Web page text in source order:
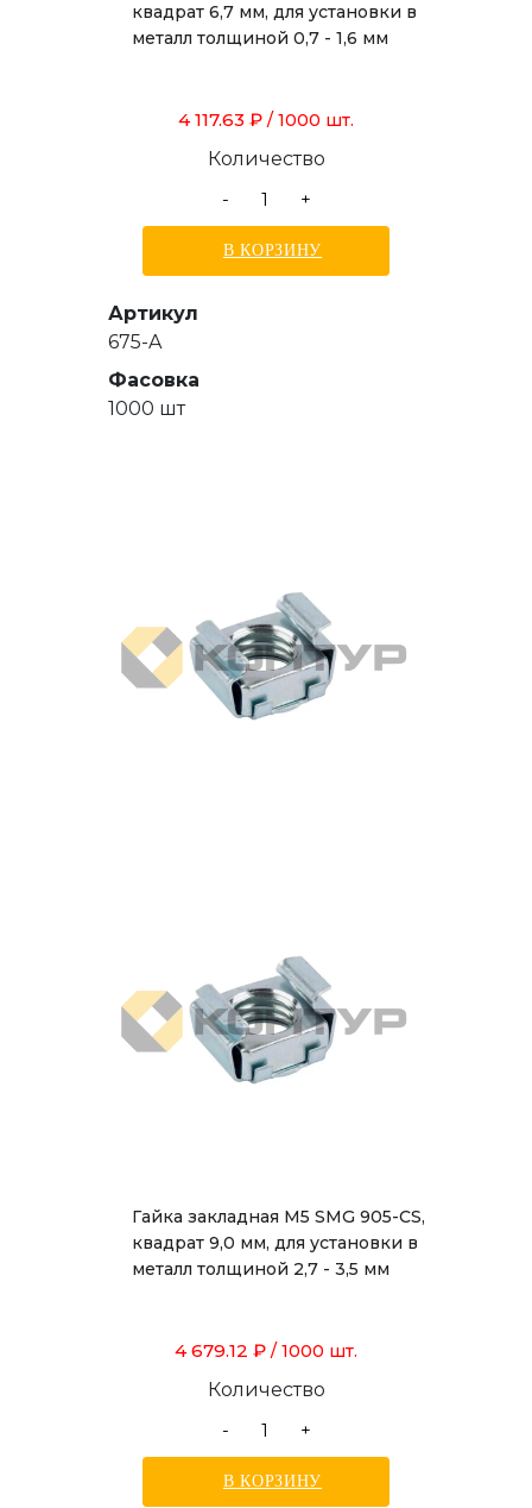
квадрат 6,7 мм, для установки в
металл толщиной 0,7 - 1,6 мм
4 117.63 ₽ / 1000 шт.
Количество
-
+
В КОРЗИНУ
Артикул
675-A
Фасовка
1000 шт
Гайка закладная М5 SMG 905-CS,
квадрат 9,0 мм, для установки в
металл толщиной 2,7 - 3,5 мм
4 679.12 ₽ / 1000 шт.
Количество
-
+
В КОРЗИНУ